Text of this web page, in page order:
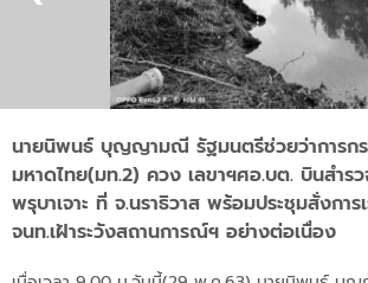
นายนิพนธ์ บุญญามณี รัฐมนตรีช่วยว่าการกร
มหาดไทย(มท.2)​ ควง เลขาฯศอ.บต. บินสำร
พรุบาเจาะ ที่ จ.นราธิวาส พร้อมประชุมสั่งการ
จนท.เฝ้าระวังสถานการณ์ฯ อย่างต่อเนื่อง